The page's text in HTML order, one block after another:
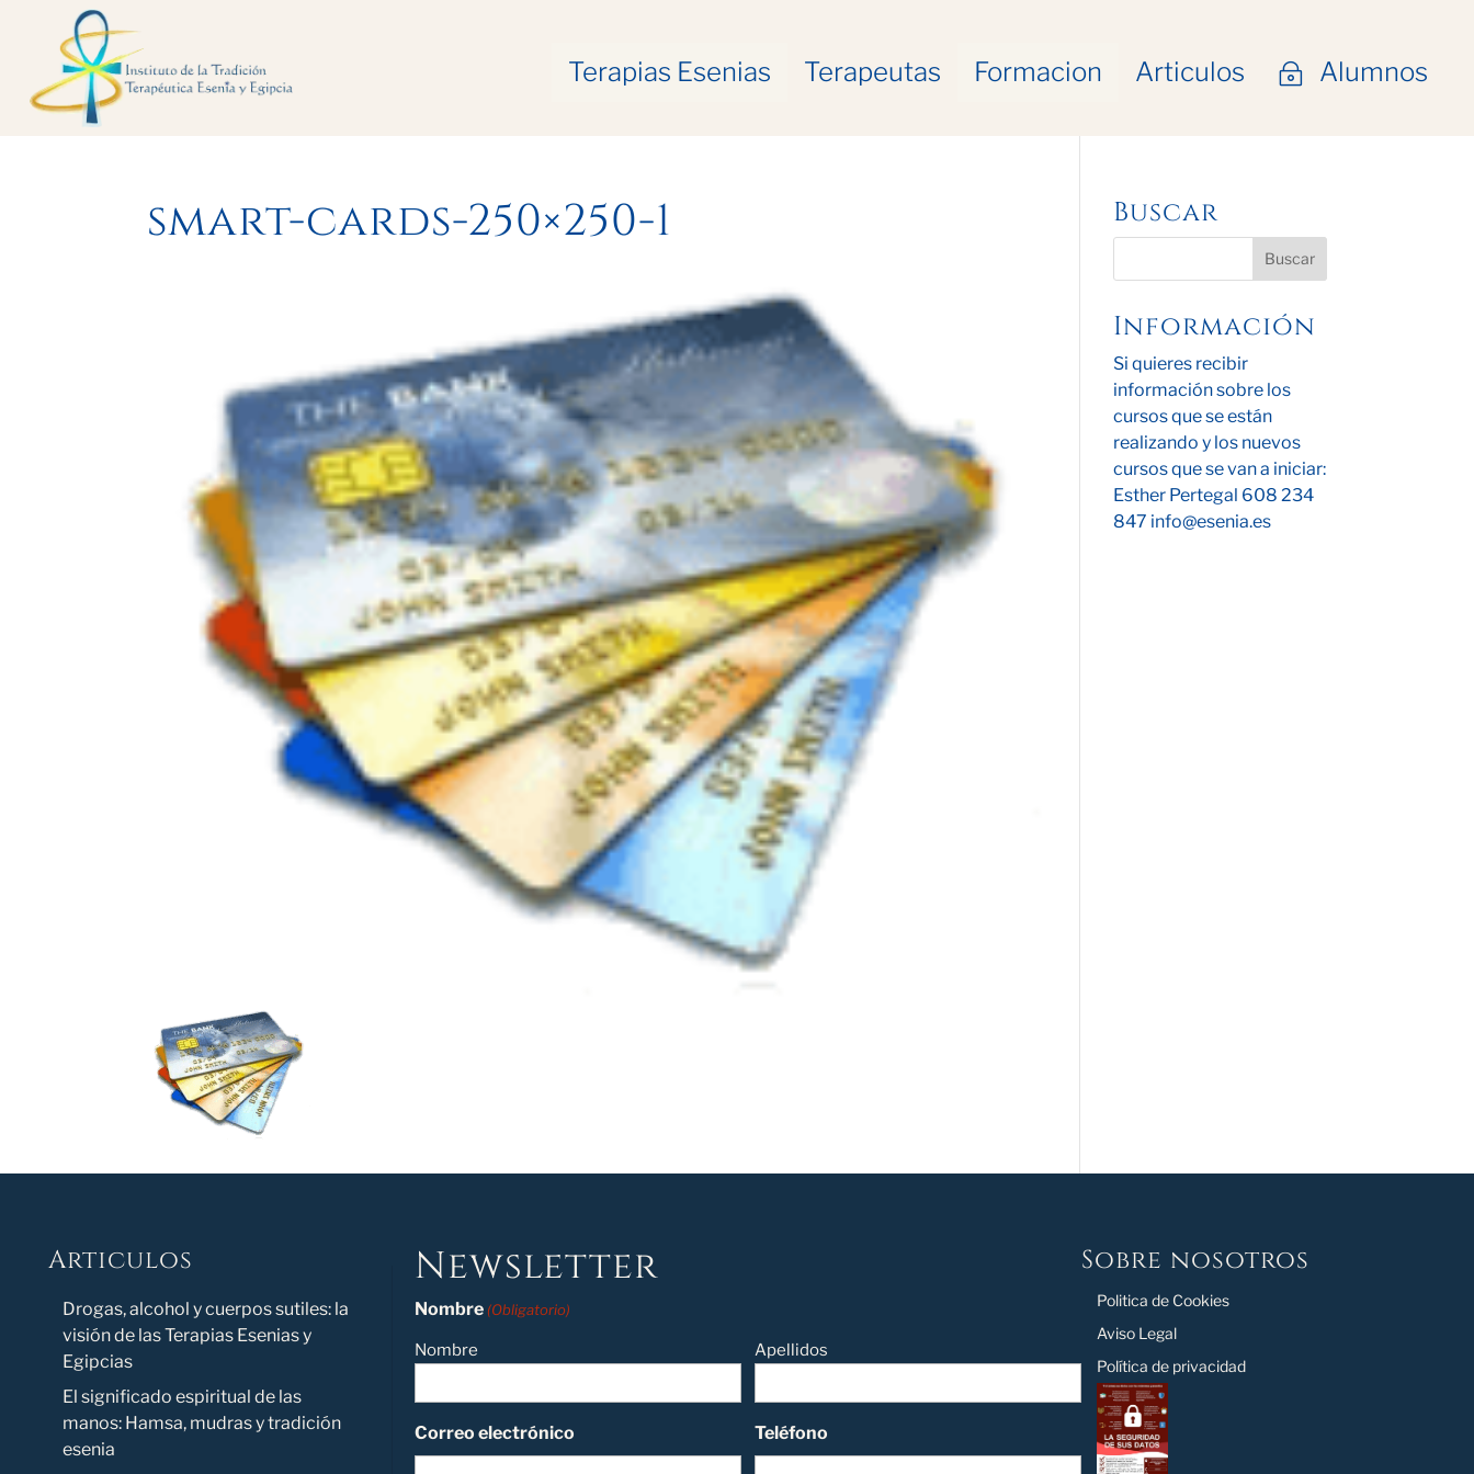
Terapias Esenias Terapeutas Formacion Articulos ~ Alumnos
smart-cards-250×250-1 Buscar
Información
Si quieres recibir
información sobre los
cursos que se están
realizando y los nuevos
cursos que se van a iniciar:
Esther Pertegal 608 234
847 info@esenia.es
Articulos
Novedad
Drogas, alcohol y cuerpos sutiles: la
visión de las Terapias Esenias y
Egipcias
El significado espiritual de las
manos: Hamsa, mudras y tradición
esenia
Newsletter
Nombre (Obligatorio)
Nombre Apellidos
Correo electrónico Teléfono
Sobre nosotros
Politica de Cookies
Aviso Legal
Política de privacidad